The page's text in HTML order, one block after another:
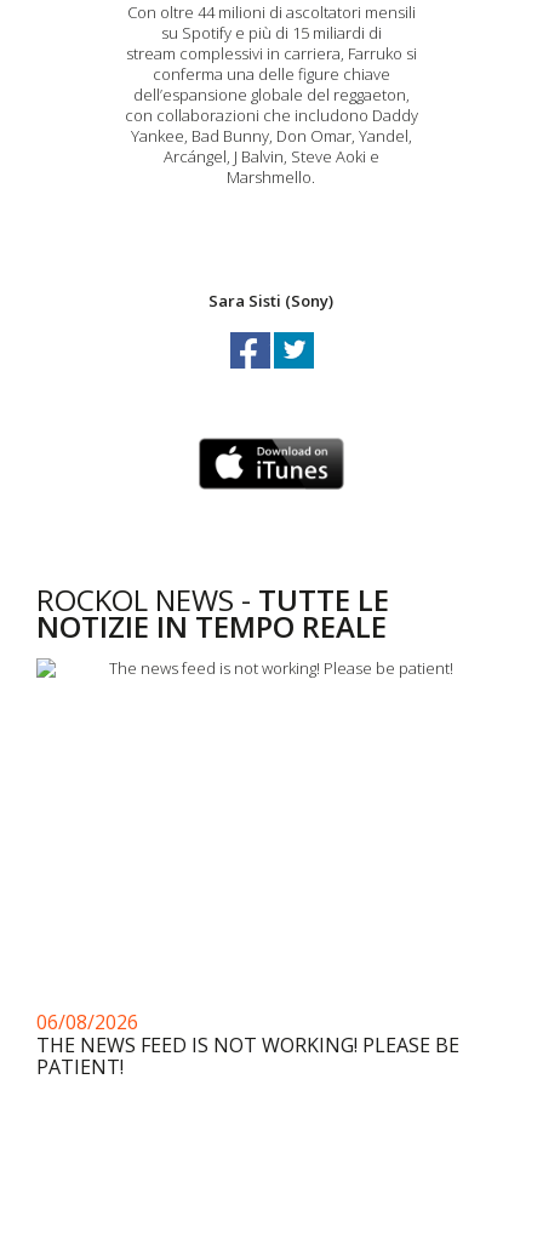
Con oltre 44 milioni di ascoltatori mensili
su Spotify e più di 15 miliardi di
stream complessivi in carriera, Farruko si
conferma una delle figure chiave
dell’espansione globale del reggaeton,
con collaborazioni che includono Daddy
Yankee, Bad Bunny, Don Omar, Yandel,
Arcángel, J Balvin, Steve Aoki e
Marshmello.
Sara Sisti (Sony)
ROCKOL NEWS - TUTTE LE
NOTIZIE IN TEMPO REALE
06/08/2026
THE NEWS FEED IS NOT WORKING! PLEASE BE
PATIENT!